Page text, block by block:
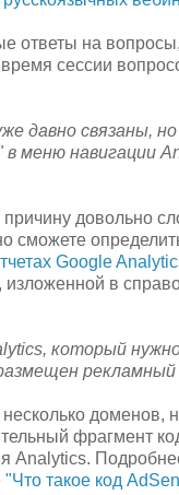
ответы на
сессии
давно связаны,
в меню навигации
причину довольно
сможете
Google
, изложенной в
который
рекламный
доменов,
фрагмент
Analytics.
"Что такое код